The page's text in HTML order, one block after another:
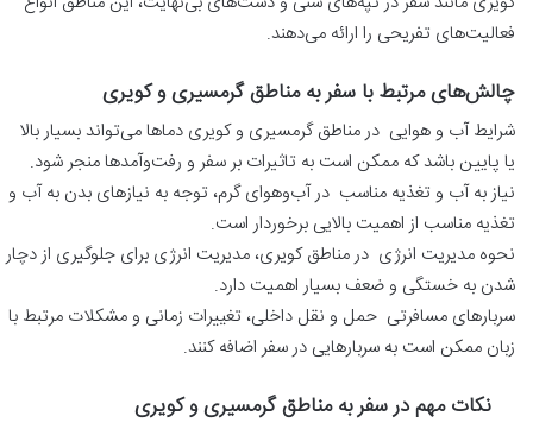
فعالیت‌های تفریحی را ارائه می‌دهند.
چالش‌های مرتبط با سفر به مناطق گرمسیری و کویری
شرایط آب و هوایی در مناطق گرمسیری و کویری دماها می‌تواند بسیار بالا
یا پایین باشد که ممکن است به تاثیرات بر سفر و رفت‌وآمدها منجر شود.
نیاز به آب و تغذیه مناسب در آب‌وهوای گرم، توجه به نیازهای بدن به آب و
تغذیه مناسب از اهمیت بالایی برخوردار است.
نحوه مدیریت انرژی در مناطق کویری، مدیریت انرژی برای جلوگیری از دچار
شدن به خستگی و ضعف بسیار اهمیت دارد.
سربارهای مسافرتی حمل و نقل داخلی، تغییرات زمانی و مشکلات مرتبط با
زبان ممکن است به سربارهایی در سفر اضافه کنند.
نکات مهم در سفر به مناطق گرمسیری و کویری